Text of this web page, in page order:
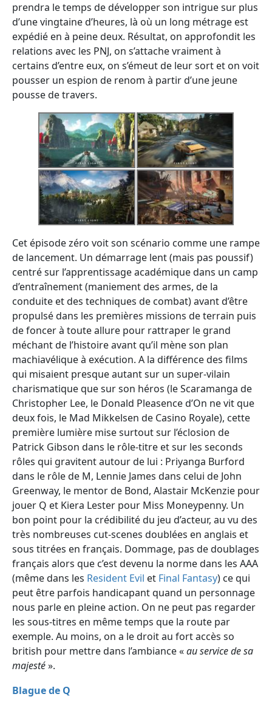
prendra le temps de développer son intrigue sur plus
d’une vingtaine d’heures, là où un long métrage est
expédié en à peine deux. Résultat, on approfondit les
relations avec les PNJ, on s’attache vraiment à
certains d’entre eux, on s’émeut de leur sort et on voit
pousser un espion de renom à partir d’une jeune
pousse de travers.
Cet épisode zéro voit son scénario comme une rampe
de lancement. Un démarrage lent (mais pas poussif)
centré sur l’apprentissage académique dans un camp
d’entraînement (maniement des armes, de la
conduite et des techniques de combat) avant d’être
propulsé dans les premières missions de terrain puis
de foncer à toute allure pour rattraper le grand
méchant de l’histoire avant qu’il mène son plan
machiavélique à exécution. A la différence des films
qui misaient presque autant sur un super-vilain
charismatique que sur son héros (le Scaramanga de
Christopher Lee, le Donald Pleasence d’On ne vit que
deux fois, le Mad Mikkelsen de Casino Royale), cette
première lumière mise surtout sur l’éclosion de
Patrick Gibson dans le rôle-titre et sur les seconds
rôles qui gravitent autour de lui : Priyanga Burford
dans le rôle de M, Lennie James dans celui de John
Greenway, le mentor de Bond, Alastair McKenzie pour
jouer Q et Kiera Lester pour Miss Moneypenny. Un
bon point pour la crédibilité du jeu d’acteur, au vu des
très nombreuses cut-scenes doublées en anglais et
sous titrées en français. Dommage, pas de doublages
français alors que c’est devenu la norme dans les AAA
(même dans les Resident Evil et Final Fantasy) ce qui
peut être parfois handicapant quand un personnage
nous parle en pleine action. On ne peut pas regarder
les sous-titres en même temps que la route par
exemple. Au moins, on a le droit au fort accès so
british pour mettre dans l’ambiance «au service de sa
majesté».
Blague de Q